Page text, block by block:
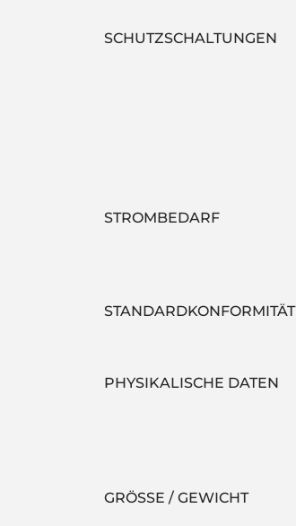
SCHUTZSCHALTUNGEN
STROMBEDARF
STANDARDKONFORMITÄT
PHYSIKALISCHE DATEN
GRÖSSE / GEWICHT